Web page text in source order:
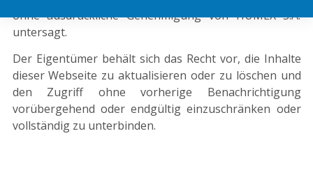
ohne ausdrückliche Genehmigung von HUMEX S.A.
untersagt.
Der Eigentümer behält sich das Recht vor, die Inhalte
dieser Webseite zu aktualisieren oder zu löschen und
den Zugriff ohne vorherige Benachrichtigung
vorübergehend oder endgültig einzuschränken oder
vollständig zu unterbinden.